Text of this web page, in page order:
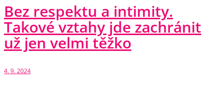
Bez respektu a intimity.
Takové vztahy jde zachránit
už jen velmi těžko
4. 9. 2024